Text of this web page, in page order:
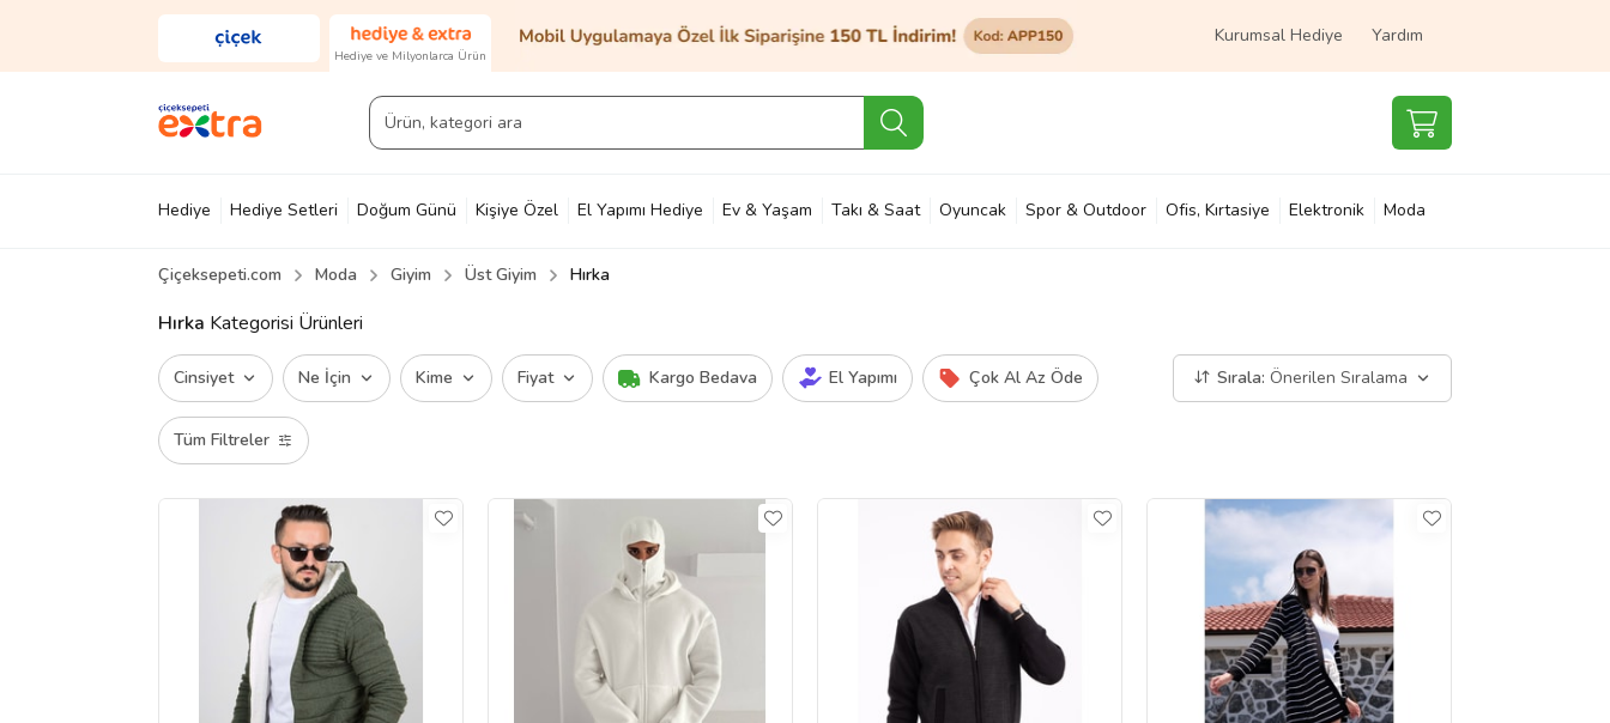
Hediye ve Milyonlarca Ürün
Kurumsal Hediye Yardım
Hediye Hediye Setleri Doğum Günü Kişiye Özel El Yapımı Hediye Ev & Yaşam Takı & Saat Oyuncak Spor & Outdoor Ofis, Kırtasiye Elektronik Moda
Diğer Ayakkabı & Çanta Parfüm Yapı Market & Bahçe
Çiçeksepeti.com Moda Giyim Üst Giyim Hırka
Hırka Kategorisi Ürünleri
Cinsiyet Ne İçin Kime Fiyat Kargo Bedava El Yapımı Çok Al Az Öde
Tüm Filtreler
Sırala: Önerilen Sıralama